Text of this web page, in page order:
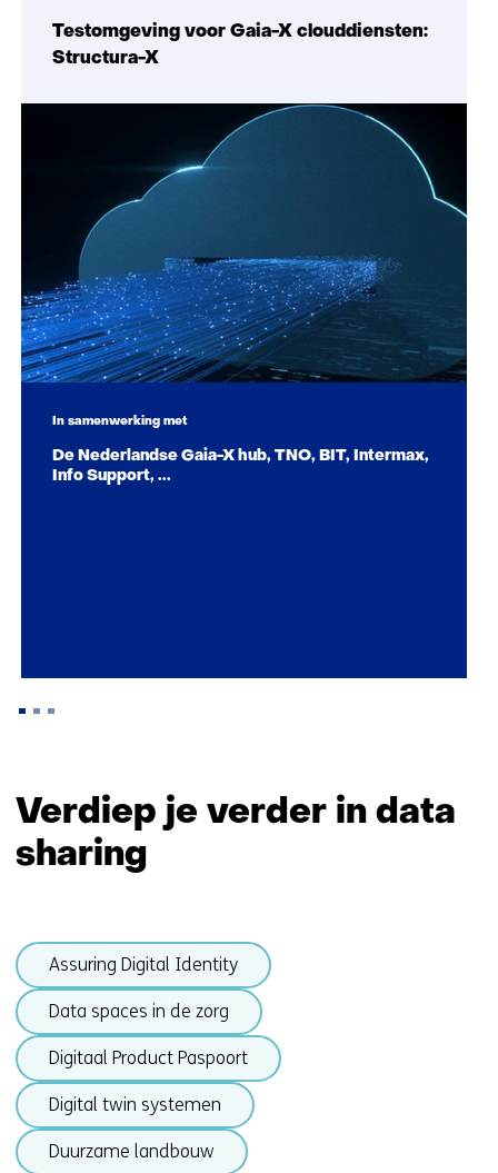
Testomgeving voor Gaia-X clouddiensten:
Structura-X
In samenwerking met
De Nederlandse Gaia-X hub, TNO, BIT, Intermax,
Info Support, ...
naar
navigatie
Verdiep je verder in data
sharing
Sla
navigatie
over
(onderwerpen
onder
Data
sharing)
Assuring Digital Identity
Data spaces in de zorg
Digitaal Product Paspoort
Digital twin systemen
Duurzame landbouw